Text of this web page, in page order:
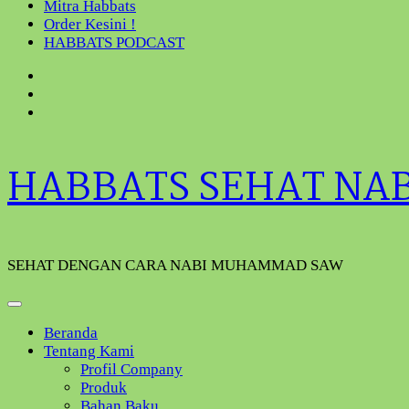
Mitra Habbats
Order Kesini !
HABBATS PODCAST
HABBATS SEHAT
SEHAT DENGAN CARA NABI MUHAMMAD SAW
Beranda
Tentang Kami
Profil Company
Produk